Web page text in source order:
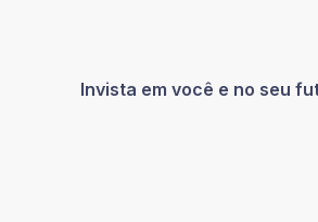
Invista em você e no seu